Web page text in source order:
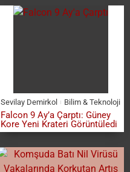
Sevilay Demirkol Bilim & Teknoloji
Falcon 9 Ay’a Çarptı: Güney
Kore Yeni Krateri Görüntüledi